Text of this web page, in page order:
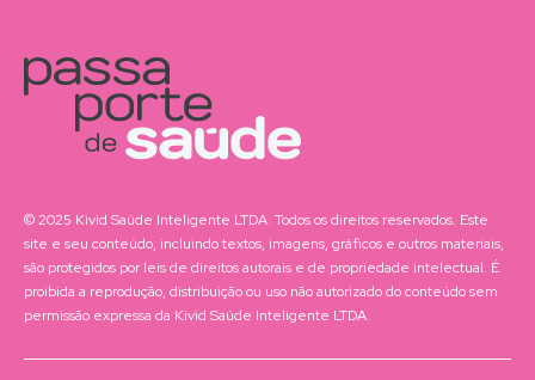
© 2025 Kivid Saúde Inteligente LTDA. Todos os direitos reservados. Este
site e seu conteúdo, incluindo textos, imagens, gráficos e outros materiais,
são protegidos por leis de direitos autorais e de propriedade intelectual. É
proibida a reprodução, distribuição ou uso não autorizado do conteúdo sem
permissão expressa da Kivid Saúde Inteligente LTDA.